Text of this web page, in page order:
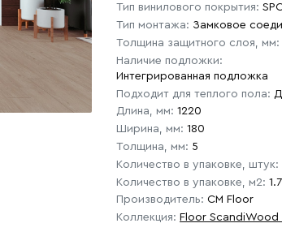
Тип винилового покрытия:
Тип монтажа: Замковое
Толщина защитного слоя, мм:
Наличие подложки:
Интегрированная подложка
Подходит для теплого пола:
Длина, мм: 1220
Ширина, мм: 180
Толщина, мм: 5
Количество в упаковке, штук:
Количество в упаковке, м2:
Производитель: CM Floor
Коллекция: Floor ScandiWood